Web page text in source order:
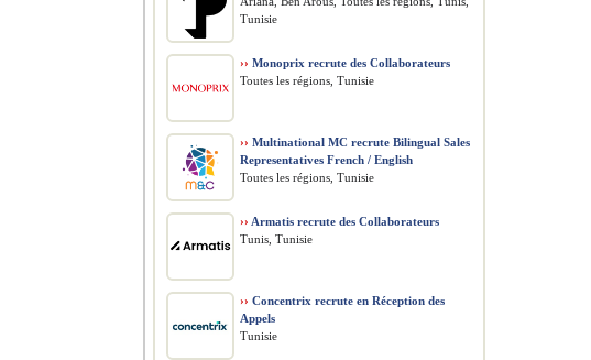
Tunisie
›› Monoprix recrute des Collaborateurs
Toutes les régions, Tunisie
›› Multinational MC recrute Bilingual Sales
Representatives French / English
Toutes les régions, Tunisie
›› Armatis recrute des Collaborateurs
Tunis, Tunisie
›› Concentrix recrute en Réception des
Appels
Tunisie